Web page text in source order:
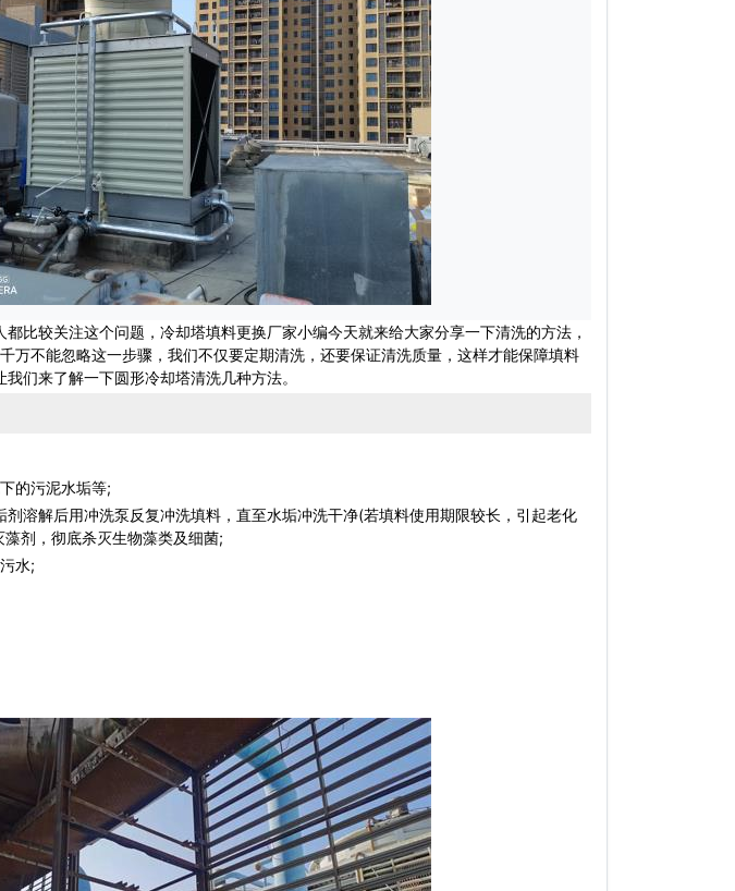
都比较关注这个问题，冷却塔填料更换厂家小编今天就来给大家分享一下清洗的方法，
万不能忽略这一步骤，我们不仅要定期清洗，还要保证清洗质量，这样才能保障填料
们来了解一下圆形冷却塔清洗几种方法。
的污泥水垢等;
解后用冲洗泵反复冲洗填料，直至水垢冲洗干净(若填料使用期限较长，引起老化
剂，彻底杀灭生物藻类及细菌;
水;